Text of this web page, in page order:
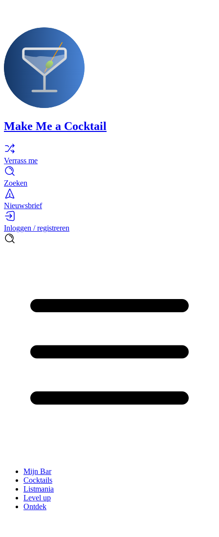
Make Me a Cocktail
Verrass me
Zoeken
Nieuwsbrief
Inloggen / registreren
Mijn Bar
Cocktails
Listmania
Level up
Ontdek